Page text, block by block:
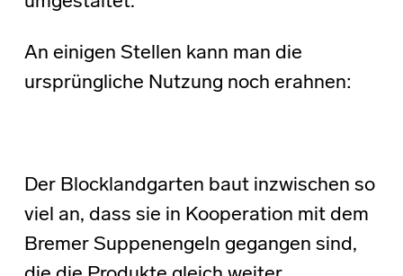
An einigen Stellen kann man die
ursprüngliche Nutzung noch erahnen:
Der Blocklandgarten baut inzwischen so
viel an, dass sie in Kooperation mit dem
Bremer Suppenengeln gegangen sind,